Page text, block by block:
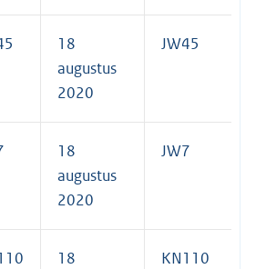
18
augustus
2020
JW45
18
augustus
2020
JW7
18
KN110